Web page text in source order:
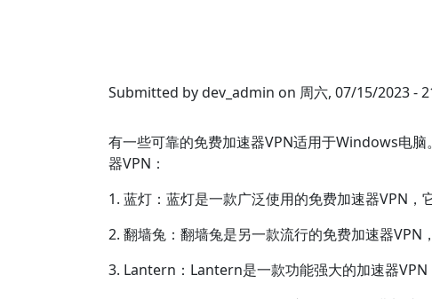
Submitted bydev_admin on 周六, 07/15/2023 -
有一些可靠的免费加速器VPN适用于Windows电
器VPN：
1. 蓝灯：蓝灯是一款广泛使用的免费加速器VPN，
2. 翻墙兔：翻墙兔是另一款流行的免费加速器VPN
3. Lantern：Lantern是一款功能强大的加速器VPN